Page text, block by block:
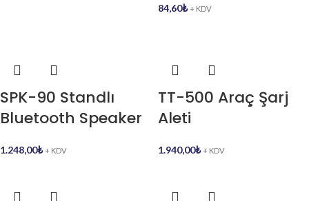
84,60₺ + KDV
SPK-90 Standlı
Bluetooth Speaker
1.248,00₺ + KDV
TT-500 Araç Şarj
Aleti
1.940,00₺ + KDV